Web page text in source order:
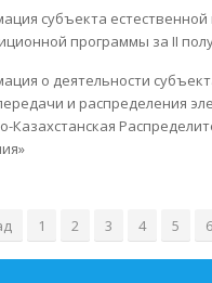
субъекта
программы за II
о деятельности
и распределения
Казахстанская
1 2 3 4 5 6